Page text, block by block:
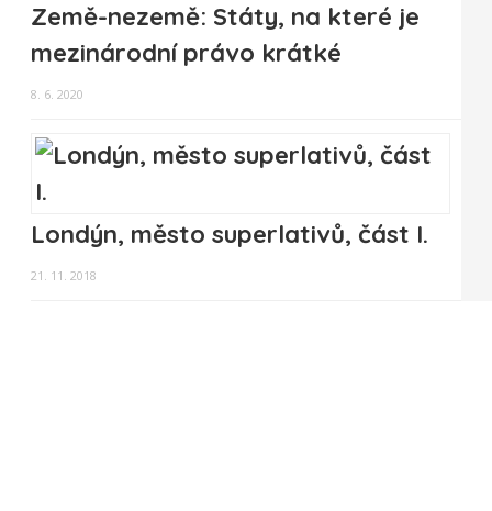
Země-nezemě: Státy, na které je
mezinárodní právo krátké
8. 6. 2020
Londýn, město superlativů, část I.
21. 11. 2018